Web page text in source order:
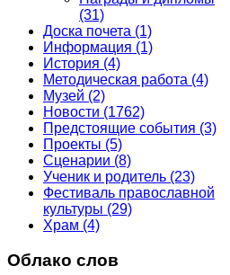
(31)
Доска почета (1)
Информация (1)
История (4)
Методическая работа (4)
Музей (2)
Новости (1762)
Предстоящие события (3)
Проекты (5)
Сценарии (8)
Ученик и родитель (23)
Фестиваль православной
культуры (29)
Храм (4)
Облако слов